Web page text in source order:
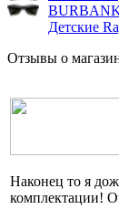
Детские
Отзывы о
Наконец то я
комплектации!